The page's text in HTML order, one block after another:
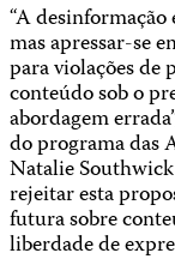
“A
mas apressar-se
para violações de
conteúdo sob o
abordagem
do programa das
Natalie
rejeitar esta
futura sobre
liberdade de